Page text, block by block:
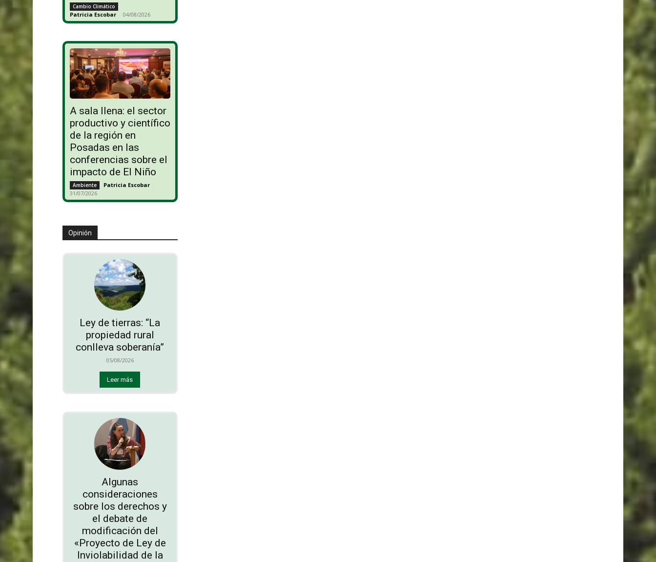
Cambio Climático
Patricia Escobar - 04/08/2026
A sala llena: el sector
productivo y científico
de la región en
Posadas en las
conferencias sobre el
impacto de El Niño
Ambiente Patricia Escobar -
31/07/2026
Opinión
Ley de tierras: “La
propiedad rural
conlleva soberanía”
05/08/2026
Leer más
Algunas
consideraciones
sobre los derechos y
el debate de
modificación del
«Proyecto de Ley de
Inviolabilidad de la